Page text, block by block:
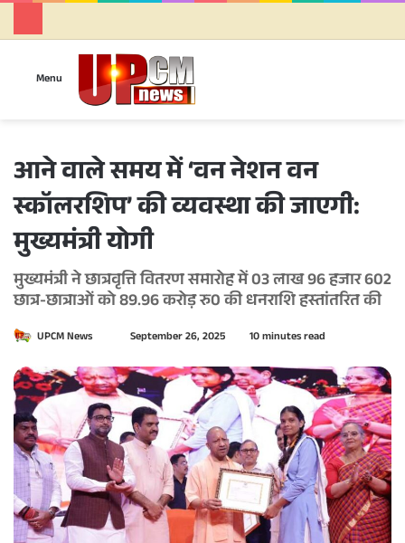
Menu
आने वाले समय में ‘वन नेशन वन
स्कॉलरशिप’ की व्यवस्था की जाएगी:
मुख्यमंत्री योगी
मुख्यमंत्री ने छात्रवृत्ति वितरण समारोह में 03 लाख 96 हजार 602
छात्र-छात्राओं को 89.96 करोड़ रु0 की धनराशि हस्तांतरित की
UPCM News
n
d
a
n
e
m
a
i
September 26, 2025 10 minutes read